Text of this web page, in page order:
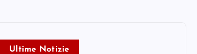
Ultime Notizie